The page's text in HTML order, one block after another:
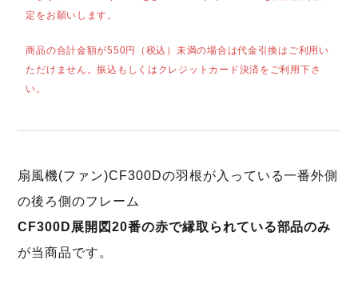
定をお願いします。
商品の合計金額が550円（税込）未満の場合は代金引換はご利用い
ただけません。振込もしくはクレジットカード決済をご利用下さ
い。
扇風機(ファン)CF300Dの羽根が入っている一番外側
の後ろ側のフレーム
CF300D展開図20番の赤で縁取られている部品のみ
が当商品です。